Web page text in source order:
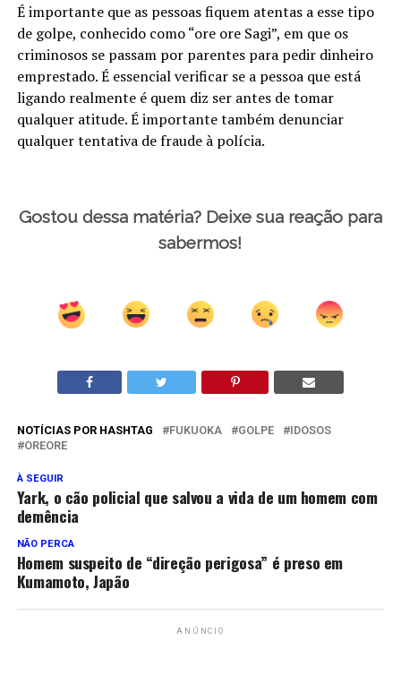
É importante que as pessoas fiquem atentas a esse tipo
de golpe, conhecido como “ore ore Sagi”, em que os
criminosos se passam por parentes para pedir dinheiro
emprestado. É essencial verificar se a pessoa que está
ligando realmente é quem diz ser antes de tomar
qualquer atitude. É importante também denunciar
qualquer tentativa de fraude à polícia.
Gostou dessa matéria? Deixe sua reação para
sabermos!
NOTÍCIAS POR HASHTAG FUKUOKA GOLPE
IDOSOS
OREORE
À SEGUIR
Yark, o cão policial que salvou a vida de um homem com
demência
NÃO PERCA
Homem suspeito de “direção perigosa” é preso em
Kumamoto, Japão
ANÚNCIO